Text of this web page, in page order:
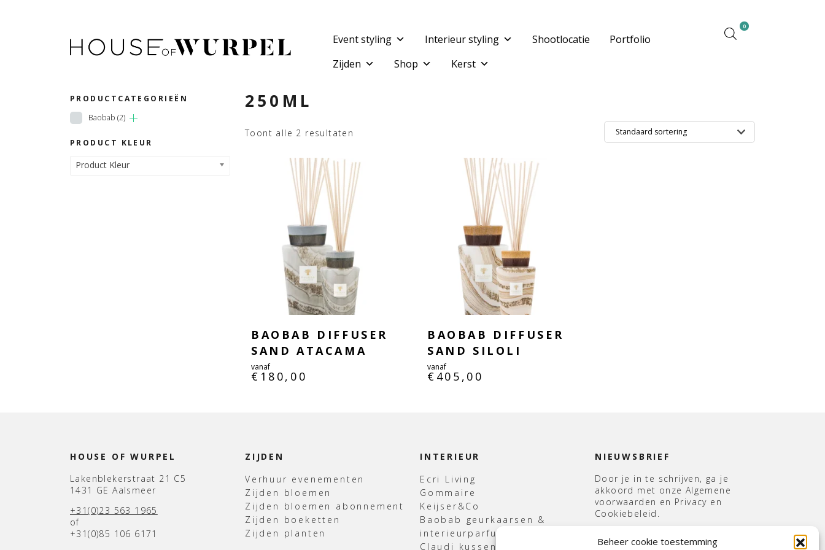
Beheer cookie toestemming
Event styling Interieur styling Shootlocatie
Portfolio
Zijden
Shop Kerst
0
PRODUCTCATEGORIEËN
Baobab (2)
PRODUCT KLEUR
Product Kleur
250ML
Toont alle 2 resultaten
BAOBAB DIFFUSER
SAND ATACAMA
vanaf
€ 180,00
BAOBAB DIFFUSER
SAND SILOLI
vanaf
€ 405,00
HOUSE OF WURPEL
Lakenblekerstraat 21 C5
1431 GE Aalsmeer
+31(0)23 563 1965
of
+31(0)85 106 6171
ZIJDEN
Verhuur evenementen
Zijden bloemen
Zijden bloemen abonnement
Zijden boeketten
Zijden planten
INTERIEUR
Ecri Living
Gommaire
Keijser&Co
Baobab geurkaarsen &
interieurparfum
Claudi kussens & Plaids
NIEUWSBRIEF
Door je in te schrijven, ga je
akkoord met onze Algemene
voorwaarden en Privacy en
Cookiebeleid.
mailadres *